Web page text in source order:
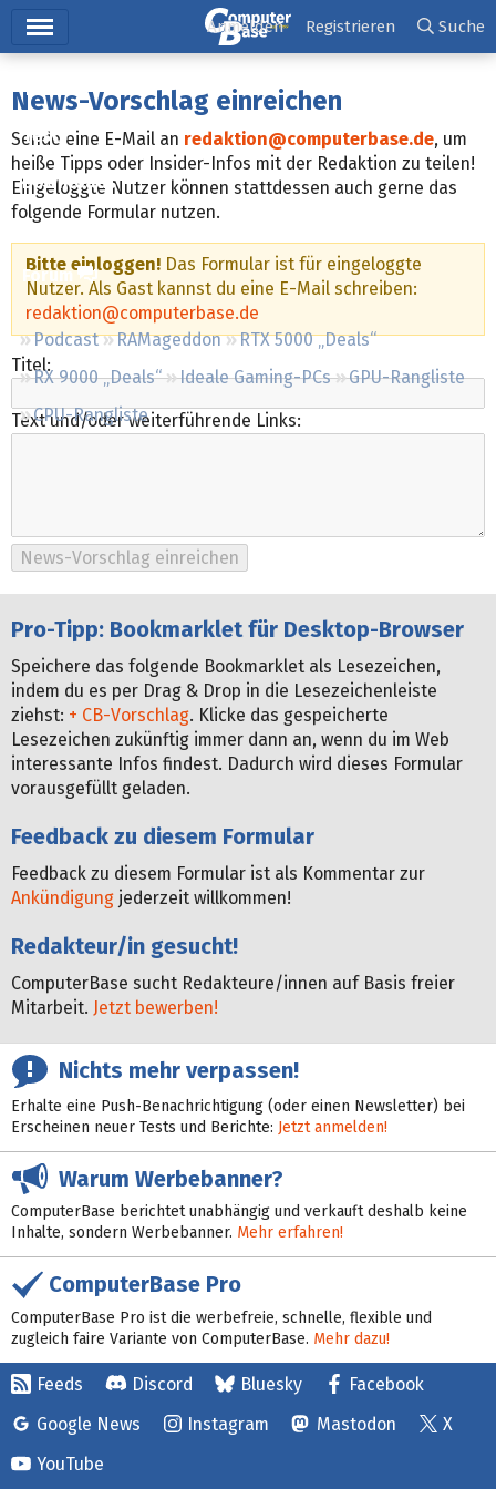
Ticker
Tests
Downloads
Preisvergleich
Forum
Podcast RAMageddon
RTX 5000 „Deals“
RX 9000 „Deals“
Ideale Gaming-PCs
GPU-Rangliste
CPU-Rangliste
Anmelden Registrieren Suche
News-Vorschlag einreichen
Sende eine E-Mail an redaktion@computerbase.de, um
heiße Tipps oder Insider-Infos mit der Redaktion zu teilen!
Eingeloggte Nutzer können stattdessen auch gerne das
folgende Formular nutzen.
Bitte einloggen! Das Formular ist für eingeloggte
Nutzer. Als Gast kannst du eine E-Mail schreiben:
redaktion@computerbase.de
Titel:
Text und/oder weiterführende Links:
Pro-Tipp: Bookmarklet für Desktop-Browser
Speichere das folgende Bookmarklet als Lesezeichen,
indem du es per Drag & Drop in die Lesezeichenleiste
ziehst: + CB-Vorschlag. Klicke das gespeicherte
Lesezeichen zukünftig immer dann an, wenn du im Web
interessante Infos findest. Dadurch wird dieses Formular
vorausgefüllt geladen.
Feedback zu diesem Formular
Feedback zu diesem Formular ist als Kommentar zur
Ankündigung jederzeit willkommen!
Redakteur/in gesucht!
ComputerBase sucht Redakteure/innen auf Basis freier
Mitarbeit. Jetzt bewerben!
Nichts mehr verpassen!
Erhalte eine Push-Benachrichtigung (oder einen Newsletter) bei
Erscheinen neuer Tests und Berichte: Jetzt anmelden!
Warum Werbebanner?
ComputerBase berichtet unabhängig und verkauft deshalb keine
Inhalte, sondern Werbebanner. Mehr erfahren!
ComputerBase Pro
ComputerBase Pro ist die werbefreie, schnelle, flexible und
zugleich faire Variante von ComputerBase. Mehr dazu!
Feeds Discord Bluesky
Facebook
Google News
Instagram Mastodon
X
YouTube